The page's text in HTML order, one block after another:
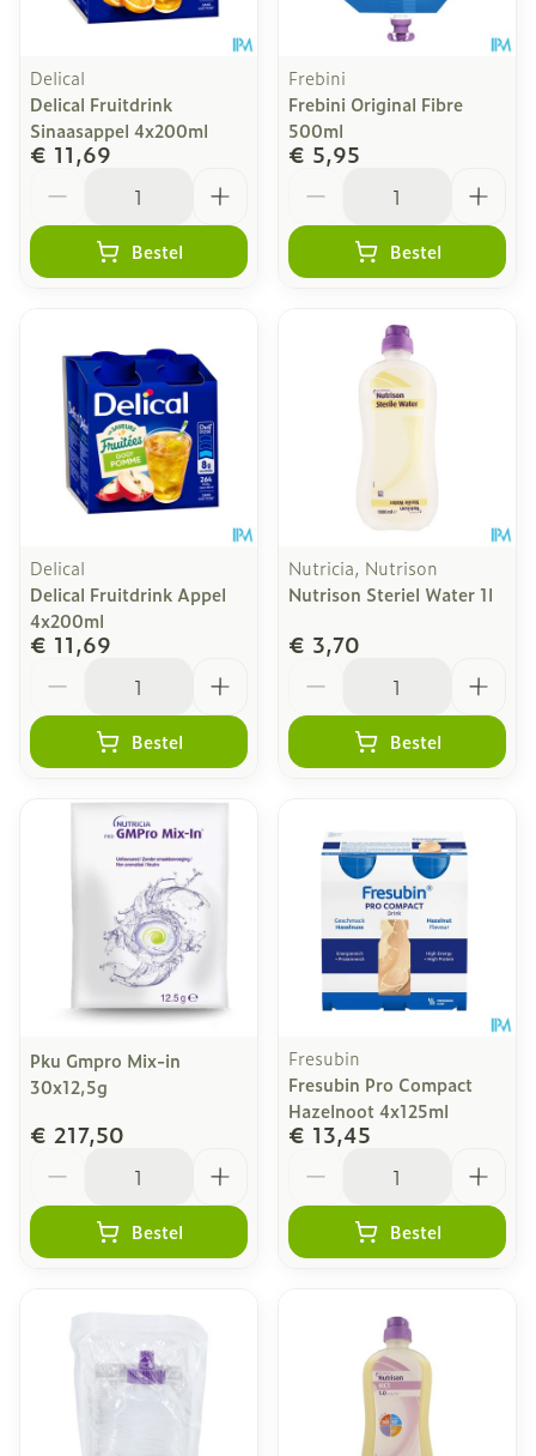
Delical
Delical Fruitdrink
Sinaasappel 4x200ml
€ 11,69
Bestel
Frebini
Frebini Original Fibre
500ml
€ 5,95
Bestel
Delical
Delical Fruitdrink Appel
4x200ml
€ 11,69
Bestel
Nutricia, Nutrison
Nutrison Steriel Water 1l
€ 3,70
Bestel
Pku Gmpro Mix-in
30x12,5g
€ 217,50
Bestel
Fresubin
Fresubin Pro Compact
Hazelnoot 4x125ml
€ 13,45
Bestel